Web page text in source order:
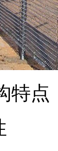
特点